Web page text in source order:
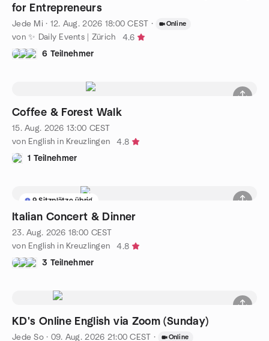
for Entrepreneurs
Jede Mi · 12. Aug. 2026 18:00 CEST · Online
von ✨ Daily Events | Zürich
4.6
6 Teilnehmer
Coffee & Forest Walk
15. Aug. 2026 13:00 CEST
von English in Kreuzlingen
4.8
1 Teilnehmer
9 Sitzplätze übrig
Italian Concert & Dinner
23. Aug. 2026 18:00 CEST
von English in Kreuzlingen
4.8
3 Teilnehmer
KD's Online English via Zoom (Sunday)
Jede So· 09. Aug. 2026 21:00 CEST · Online